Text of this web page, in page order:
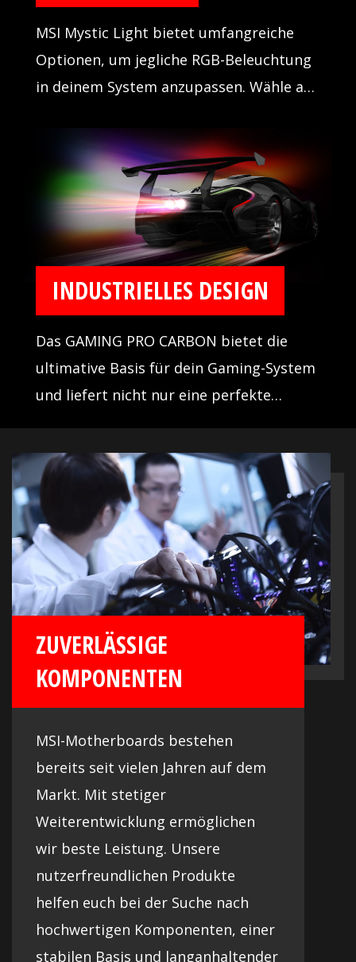
MSI Mystic Light bietet umfangreiche
Optionen, um jegliche RGB-Beleuchtung
in deinem System anzupassen. Wähle aus
deinen Lieblingsfarben erstrahlen zu
lassen.
INDUSTRIELLES DESIGN
Das GAMING PRO CARBON bietet die
ultimative Basis für dein Gaming-System
und liefert nicht nur eine perfekte
beste Performance in seiner Klasse.
Durch das einzigartige Design, welches
sich an aktuelle Super-Sportwagen
orientiert, steht dein System auf jeder
LAN-Party im Mittelpunkt!
ZUVERLÄSSIGE
KOMPONENTEN
MSI-Motherboards bestehen
bereits seit vielen Jahren auf dem
Markt. Mit stetiger
Weiterentwicklung ermöglichen
wir beste Leistung. Unsere
nutzerfreundlichen Produkte
helfen euch bei der Suche nach
hochwertigen Komponenten, einer
stabilen Basis und langanhaltender